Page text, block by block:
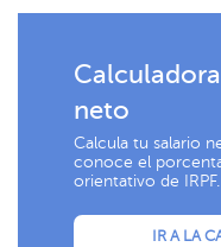
neto
Calcula tu salario
conoce el
orientativo de IRPF.
IR A LA